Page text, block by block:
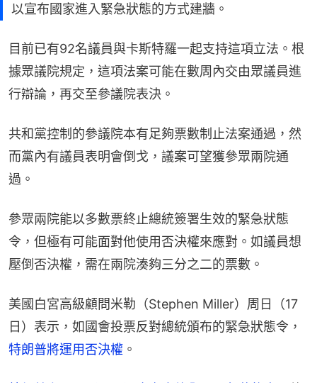
以宣布國家進入緊急狀態的方式建牆。
目前已有92名議員與卡斯特羅一起支持這項立法。根
據眾議院規定，這項法案可能在數周內交由眾議員進
行辯論，再交至參議院表決。
共和黨控制的參議院本有足夠票數制止法案通過，然
而黨內有議員表明會倒戈，議案可望獲參眾兩院通
過。
參眾兩院能以多數票終止總統簽署生效的緊急狀態
令，但極有可能面對他使用否決權來應對。如議員想
壓倒否決權，需在兩院湊夠三分之二的票數。
美國白宮高級顧問米勒（Stephen Miller）周日（17
日）表示，如國會投票反對總統頒布的緊急狀態令，
特朗普將運用否決權 。